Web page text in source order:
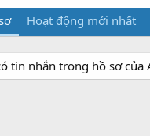
Hoạt động mới nhất
tin nhắn trong hồ sơ của